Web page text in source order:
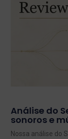
Análise do
sonoros e
Nossa análise do